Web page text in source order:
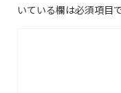
いている欄は必須項目